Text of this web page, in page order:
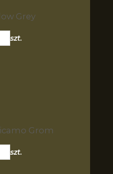
Grey
szt.
Grom
szt.